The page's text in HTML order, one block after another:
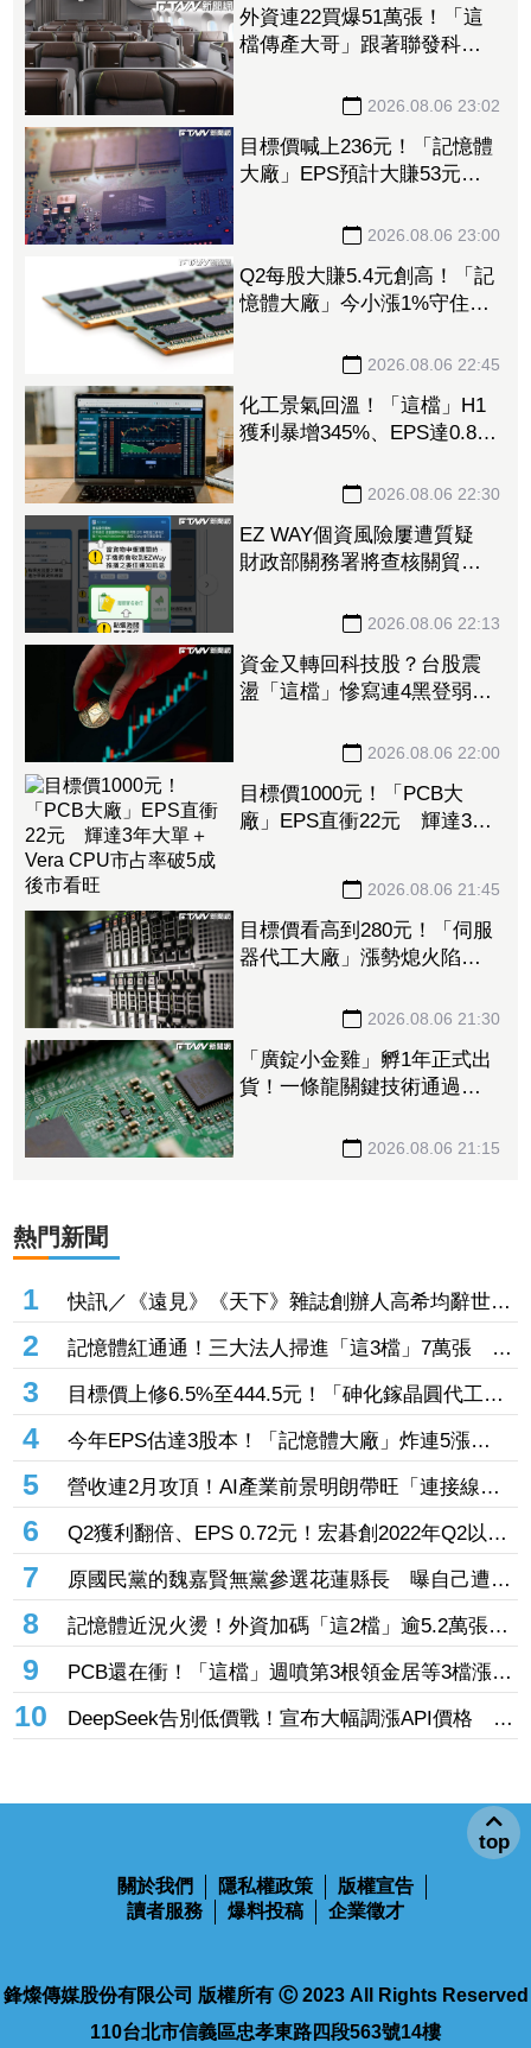
外資連22買爆51萬張！「這
檔傳產大哥」跟著聯發科發
2026.08.06 23:02
目標價喊上236元！「記憶體
大廠」EPS預計大賺53元
2026.08.06 23:00
Q2每股大賺5.4元創高！「記
憶體大廠」今小漲1%守住連
抱回7549萬元 2026.08.06 22:45
化工景氣回溫！「這檔」H1
獲利暴增345%、EPS達0.89
2026.08.06 22:30
EZ WAY個資風險屢遭質疑
財政部關務署將查核關貿公
2026.08.06 22:13
資金又轉回科技股？台股震
盪「這檔」慘寫連4黑登弱勢
2026.08.06 22:00
目標價1000元！「PCB大
廠」EPS直衝22元 輝達3年
2026.08.06 21:45
目標價看高到280元！「伺服
器代工大廠」漲勢熄火陷連2
張、抽回21億元2026.08.06 21:30
「廣錠小金雞」孵1年正式出
貨！一條龍關鍵技術通過驗
2026.08.06 21:15
熱門新聞
1
快訊／《遠見》《天下》雜誌創辦人高希均辭世
享耆壽90歲
2
記憶體紅通通！三大法人掃進「這3檔」7萬張 砸
229億元連4日補貨南亞科
3
目標價上修6.5%至444.5元！「砷化鎵晶圓代工
廠」7月營收創4年半新高 1.6T光通訊開始貢獻營
收
4
今年EPS估達3股本！「記憶體大廠」炸連5漲
44% 外資卻砍近1.8萬張抱回31.5億元
5
營收連2月攻頂！AI產業前景明朗帶旺「連接線束
大廠」成長 外資目標價喊上3665元
6
Q2獲利翻倍、EPS 0.72元！宏碁創2022年Q2以來
新高 9月IFA將發表AI PC新品
7
原國民黨的魏嘉賢無黨參選花蓮縣長 曝自己遭打
壓當花蓮市長水塔還被投毒「次氯酸鈉」
8
記憶體近況火燙！外資加碼「這2檔」逾5.2萬張
旺宏獲投入近17億元、近5日大漲40%
9
PCB還在衝！「這檔」週噴第3根領金居等3檔漲
停 台燿連5漲51.5%、景碩累漲48%
10
DeepSeek告別低價戰！宣布大幅調漲API價格 AI
商業化邁入新階段
關於我們 隱私權政策
版權宣告
讀者服務
爆料投稿 企業徵才
鋒燦傳媒股份有限公司 版權所有 Ⓒ 2023 All Rights Reserved
110台北市信義區忠孝東路四段563號14樓
top